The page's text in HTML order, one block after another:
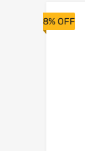
8% OFF